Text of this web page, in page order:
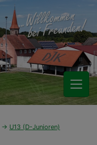
U13 (D-Junioren)